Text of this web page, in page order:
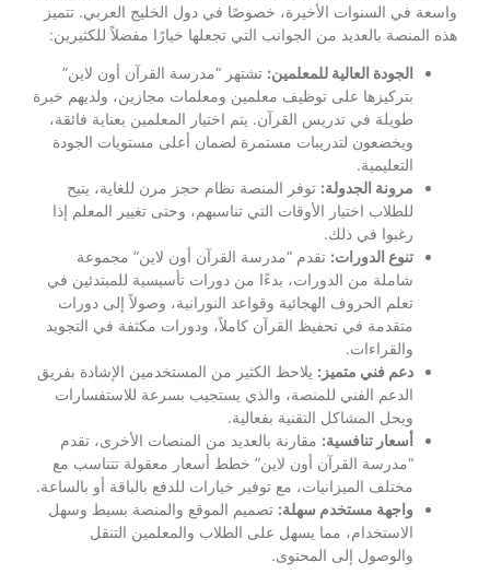
واسعة في السنوات الأخيرة، خصوصًا في دول الخليج العربي. تتميز
هذه المنصة بالعديد من الجوانب التي تجعلها خيارًا مفضلاً للكثيرين:
الجودة العالية للمعلمين: تشتهر “مدرسة القرآن أون لاين”
بتركيزها على توظيف معلمين ومعلمات مجازين، ولديهم خبرة
طويلة في تدريس القرآن. يتم اختيار المعلمين بعناية فائقة،
ويخضعون لتدريبات مستمرة لضمان أعلى مستويات الجودة
التعليمية.
مرونة الجدولة: توفر المنصة نظام حجز مرن للغاية، يتيح
للطلاب اختيار الأوقات التي تناسبهم، وحتى تغيير المعلم إذا
رغبوا في ذلك.
تنوع الدورات: تقدم “مدرسة القرآن أون لاين” مجموعة
شاملة من الدورات، بدءًا من دورات تأسيسية للمبتدئين في
تعلم الحروف الهجائية وقواعد النورانية، وصولاً إلى دورات
متقدمة في تحفيظ القرآن كاملاً، ودورات مكثفة في التجويد
والقراءات.
دعم فني متميز: يلاحظ الكثير من المستخدمين الإشادة بفريق
الدعم الفني للمنصة، والذي يستجيب بسرعة للاستفسارات
ويحل المشاكل التقنية بفعالية.
أسعار تنافسية: مقارنة بالعديد من المنصات الأخرى، تقدم
“مدرسة القرآن أون لاين” خطط أسعار معقولة تتناسب مع
مختلف الميزانيات، مع توفير خيارات للدفع بالباقة أو بالساعة.
واجهة مستخدم سهلة: تصميم الموقع والمنصة بسيط وسهل
الاستخدام، مما يسهل على الطلاب والمعلمين التنقل
والوصول إلى المحتوى.